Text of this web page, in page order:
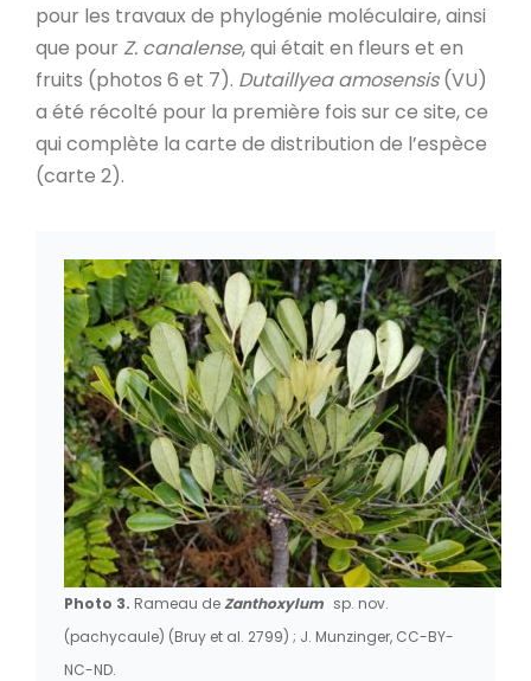
pour les travaux de phylogénie moléculaire, ainsi
que pour Z. canalense, qui était en fleurs et en
fruits (photos 6 et 7). Dutaillyea amosensis(VU)
a été récolté pour la première fois sur ce site, ce
qui complète la carte de distribution de l’espèce
(carte 2).
Photo 3. Rameau deZanthoxylum sp. nov.
(pachycaule) (Bruy et al. 2799) ; J. Munzinger, CC-BY-
NC-ND.